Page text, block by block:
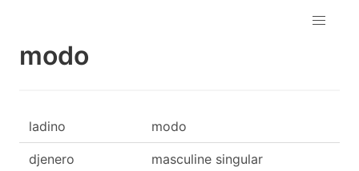
modo
ladino modo
djenero masculine singular